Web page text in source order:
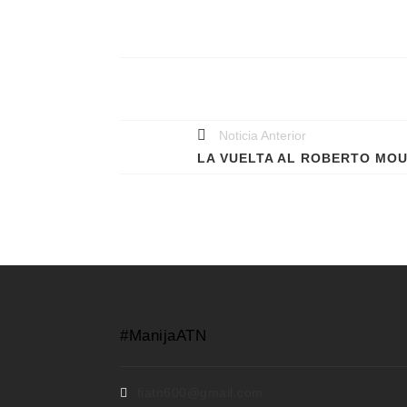
Noticia Anterior
LA VUELTA AL ROBERTO
#ManijaATN